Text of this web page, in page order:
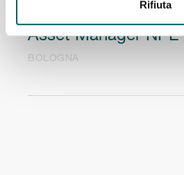
Rifiuta
Asset Manager NPE
BOLOGNA